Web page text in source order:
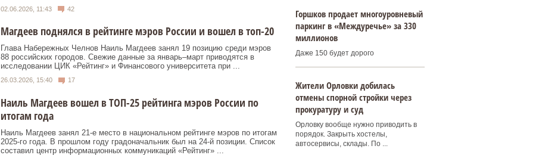
02.06.2026, 11:43 42
Магдеев поднялся в рейтинге мэров России и вошел в топ-20
Глава Набережных Челнов Наиль Магдеев занял 19 позицию среди мэров
88 российских городов. Свежие данные за январь–март приводятся в
исследовании ЦИК «Рейтинг» и Финансового университета при ...
26.03.2026, 15:40 17
Наиль Магдеев вошел в ТОП-25 рейтинга мэров России по
итогам года
Наиль Магдеев занял 21-е место в национальном рейтинге мэров по итогам
2025-го года. В прошлом году градоначальник был на 24-й позиции. Список
составил центр информационных коммуникаций «Рейтинг» ...
Горшков продает многоуровневый
паркинг в «Междуречье» за 330
миллионов
Даже 150 будет дорого
Жители Орловки добилась
отмены спорной стройки через
прокуратуру и суд
Орловку вообще нужно приводить в
порядок. Закрыть хостелы,
автосервисы, склады. По ...